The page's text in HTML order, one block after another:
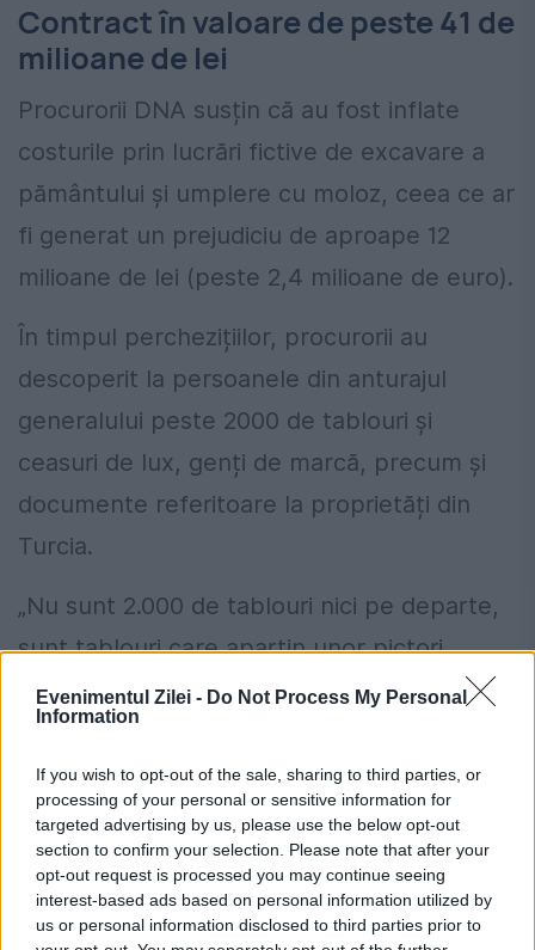
Evenimentul Zilei - Do Not Process My Personal
Information
If you wish to opt-out of the sale, sharing to third parties, or
processing of your personal or sensitive information for
targeted advertising by us, please use the below opt-out
section to confirm your selection. Please note that after your
opt-out request is processed you may continue seeing
interest-based ads based on personal information utilized by
us or personal information disclosed to third parties prior to
Contract în valoare de peste 41 de
milioane de lei
Procurorii DNA susțin că au fost inflate
costurile prin lucrări fictive de excavare a
pământului și umplere cu moloz, ceea ce ar
fi generat un prejudiciu de aproape 12
milioane de lei (peste 2,4 milioane de euro).
În timpul perchezițiilor, procurorii au
descoperit la persoanele din anturajul
generalului peste 2000 de tablouri și
ceasuri de lux, genți de marcă, precum și
documente referitoare la proprietăți din
Turcia.
„Nu sunt 2.000 de tablouri nici pe departe,
sunt tablouri care aparțin unor pictori
contemporani, pentru că domnul general
Zisu iubește arta. Aceste tablouri nu
valorează mai mult de 100 de lei, 300, până
în 500 de lei bucata. Deci între a acuza un
om fără să existe de probe, a-l pune într-o
astfel de situație, după o viață de muncă,
după o carieră militară, să știți că este